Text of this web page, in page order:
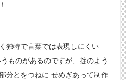
独特で言葉では表現しにくい
ものがあるのですが、掟のよう
分とをつねに せめぎあって制作